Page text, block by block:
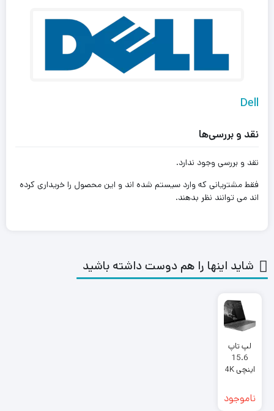
Dell
نقد و بررسی‌ها
نقد و بررسی وجود ندارد.
فقط مشتریانی که وارد سیستم شده اند و این محصول را خریداری کرده
اند می توانند نظر بدهند.
شاید اینها را هم دوست داشته باشید
لپ تاپ
15.6
اینچی 4K
ZBOOK
Studio
ناموجود